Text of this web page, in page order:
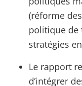
(réforme
politique de
stratégies
Le rapport
d’intégrer